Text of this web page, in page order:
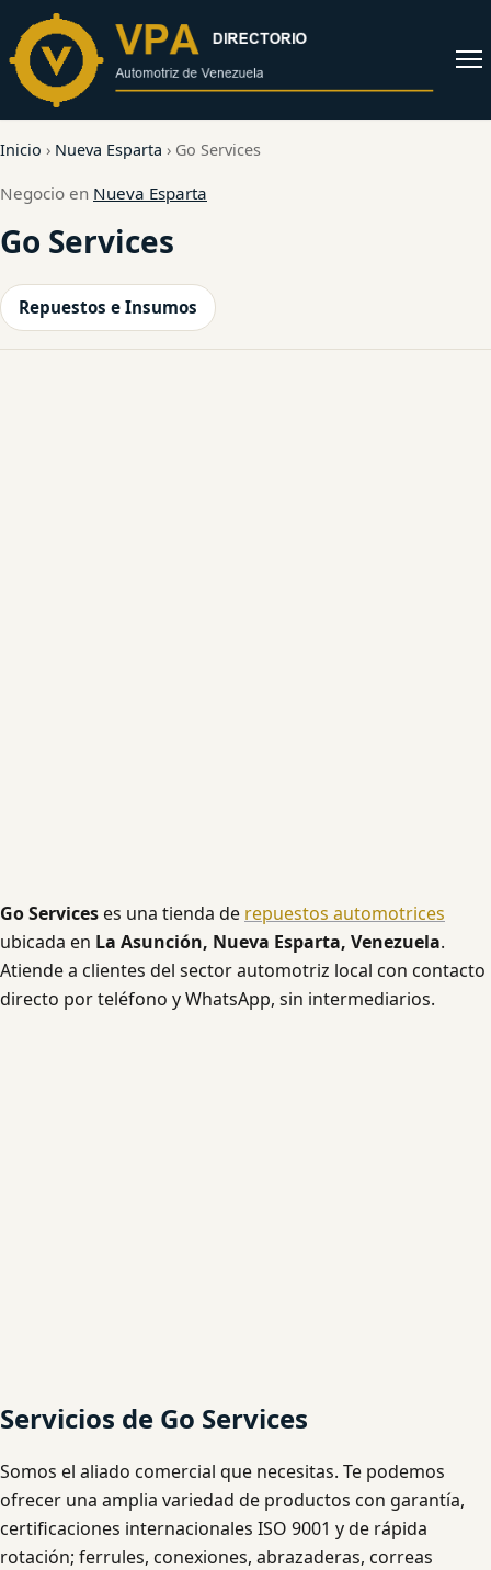
contenido
Abrir
Inicio › Nueva Esparta › Go Services
Negocio en Nueva Esparta
Go Services
Repuestos e Insumos
Go Serviceses una tienda de repuestos automotrices
ubicada en La Asunción, Nueva Esparta, Venezuela.
Atiende a clientes del sector automotriz local con contacto
directo por teléfono y WhatsApp, sin intermediarios.
Servicios de Go Services
Somos el aliado comercial que necesitas. Te podemos
ofrecer una amplia variedad de productos con garantía,
certificaciones internacionales ISO 9001 y de rápida
rotación; ferrules, conexiones, abrazaderas, correas